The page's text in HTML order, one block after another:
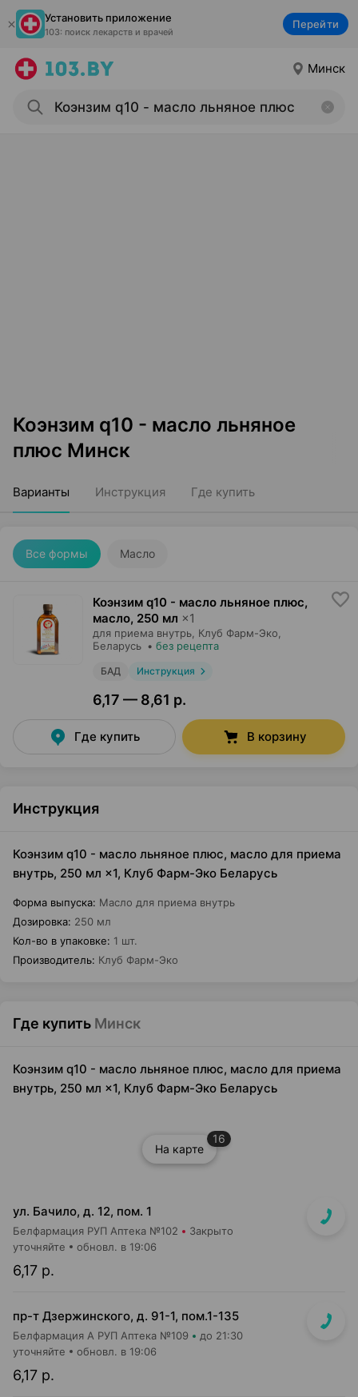
Установить приложение
103: поиск лекарств и врачей
Перейти
Минск
Коэнзим q10 - масло льняное
плюс Минск
Варианты Инструкция Где купить
Все формы Масло
Коэнзим q10 - масло льняное плюс,
масло, 250 мл ×1
для приема внутрь, Клуб Фарм-Эко
Беларусь • без рецепта
БАД Инструкция
6,17 — 8,61 р.
Где купить В корзину
Инструкция
Коэнзим q10 - масло льняное плюс, масло для приема
внутрь, 250 мл ×1, Клуб Фарм-Эко Беларусь
Форма выпуска: Масло для приема внутрь
Дозировка: 250 мл
Кол-во в упаковке: 1 шт.
Производитель: Клуб Фарм-Эко
Где купить Минск
Коэнзим q10 - масло льняное плюс, масло для приема
внутрь, 250 мл ×1, Клуб Фарм-Эко Беларусь
На карте
16
ул. Бачило, д. 12, пом. 1
Белфармация РУП Аптека №102 Закрыто
6,17 р.
уточняйте обновл. в 19:06
пр-т Дзержинского, д. 91-1, пом.1-135
Белфармация А РУП Аптека №109 до 21:30
6,17 р.
уточняйте обновл. в 19:06